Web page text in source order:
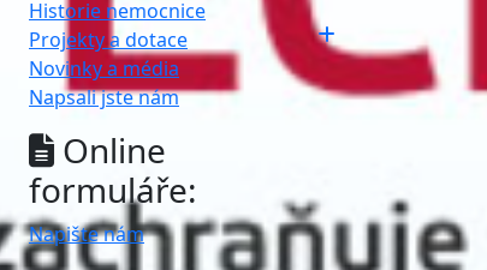
Historie nemocnice
Projekty a dotace
Novinky a média
Napsali jste nám
Online
formuláře:
Napište nám